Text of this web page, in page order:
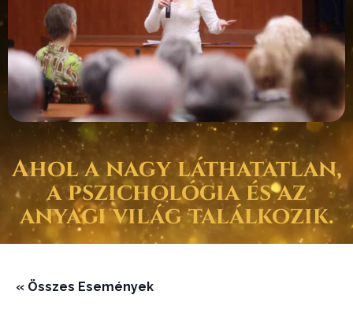
Ahol a nagy láthatatlan,
a pszichológia és az
anyagi világ találkozik.
« Összes Események